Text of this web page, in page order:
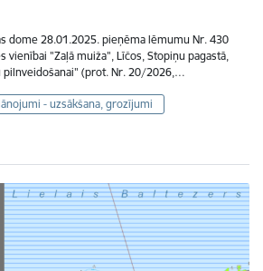
dome 28.01.2025. pieņēma lēmumu Nr. 430
vienībai "Zaļā muiža", Līčos, Stopiņu pagastā,
pilnveidošanai" (prot. Nr. 20/2026,…
- uzsākšana, grozījumi